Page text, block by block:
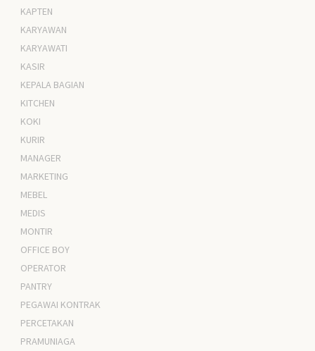
KAPTEN
KARYAWAN
KARYAWATI
KASIR
KEPALA BAGIAN
KITCHEN
KOKI
KURIR
MANAGER
MARKETING
MEBEL
MEDIS
MONTIR
OFFICE BOY
OPERATOR
PANTRY
PEGAWAI KONTRAK
PERCETAKAN
PRAMUNIAGA